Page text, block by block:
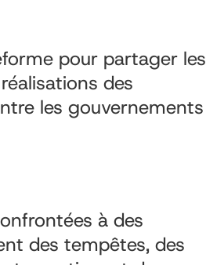
pour partager les
des
les gouvernements
à des
des tempêtes, des